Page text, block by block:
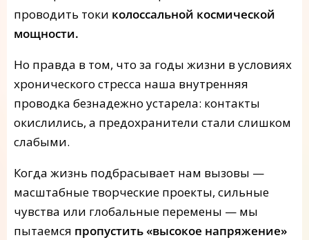
проводить токи колоссальной космической
мощности.
Но правда в том, что за годы жизни в условиях
хронического стресса наша внутренняя
проводка безнадежно устарела: контакты
окислились, а предохранители стали слишком
слабыми.
Когда жизнь подбрасывает нам вызовы —
масштабные творческие проекты, сильные
чувства или глобальные перемены — мы
пытаемся пропустить «высокое напряжение»